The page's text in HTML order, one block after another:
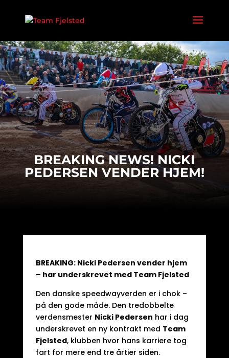
BREAKING NEWS! NICKI
PEDERSEN VENDER HJEM!
BREAKING: Nicki Pedersen vender hjem
– har underskrevet med Team Fjelsted
Den danske speedwayverden er i chok –
på den gode måde. Den tredobbelte
verdensmester Nicki Pedersen har i dag
underskrevet en ny kontrakt med Team
Fjelsted, klubben hvor hans karriere tog
fart for mere end tre årtier siden.